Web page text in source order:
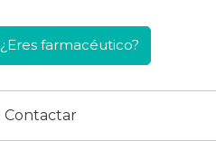
¿Eres farmacéutico?
Contactar